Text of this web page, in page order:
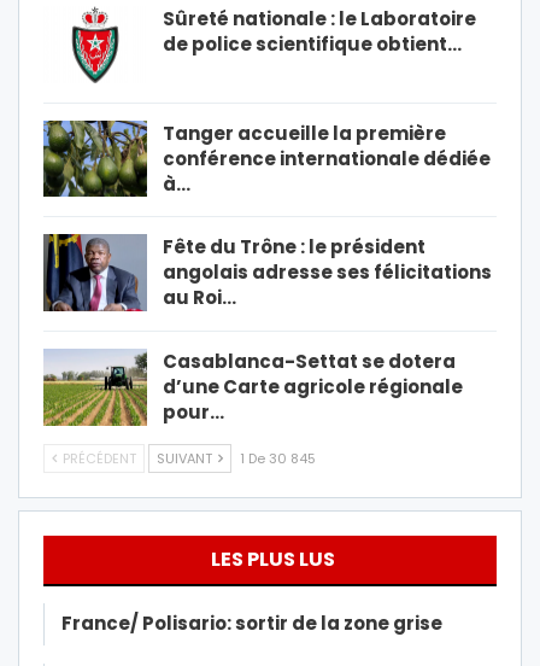
Sûreté nationale : le Laboratoire
de police scientifique obtient…
Tanger accueille la première
conférence internationale dédiée
à…
Fête du Trône : le président
angolais adresse ses félicitations
au Roi…
Casablanca-Settat se dotera
d’une Carte agricole régionale
pour…
PRÉCÉDENT SUIVANT 1 De 30 845
LES PLUS LUS
France/ Polisario: sortir de la zone grise